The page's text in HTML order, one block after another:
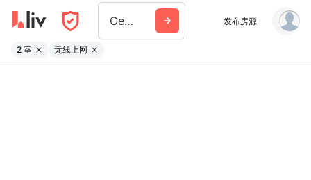
Central City 发布房源
2 室 无线上网